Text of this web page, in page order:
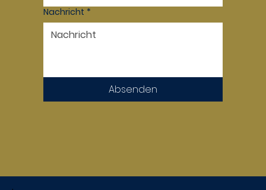
Nachricht *
Absenden